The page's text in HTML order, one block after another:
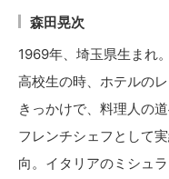
森田晃次
1969年、埼玉県生まれ。
高校生の時、ホテルの
きっかけで、料理人の道
フレンチシェフとして
向。イタリアのミシュ